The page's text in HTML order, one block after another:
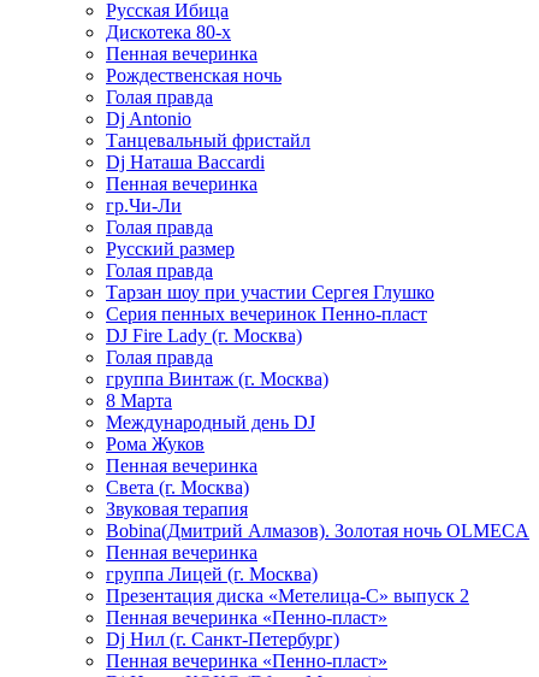
Русская Ибица
Дискотека 80-х
Пенная вечеринка
Рождественская ночь
Голая правда
Dj Antonio
Танцевальный фристайл
Dj Наташа Baccardi
Пенная вечеринка
гр.Чи-Ли
Голая правда
Русский размер
Голая правда
Тарзан шоу при участии Сергея Глушко
Серия пенных вечеринок Пенно-пласт
DJ Fire Lady (г. Москва)
Голая правда
группа Винтаж (г. Москва)
8 Марта
Международный день DJ
Рома Жуков
Пенная вечеринка
Света (г. Москва)
Звуковая терапия
Bobina(Дмитрий Алмазов). Золотая ночь OLMECA
Пенная вечеринка
группа Лицей (г. Москва)
Презентация диска «Метелица-С» выпуск 2
Пенная вечеринка «Пенно-пласт»
Dj Нил (г. Санкт-Петербург)
Пенная вечеринка «Пенно-пласт»